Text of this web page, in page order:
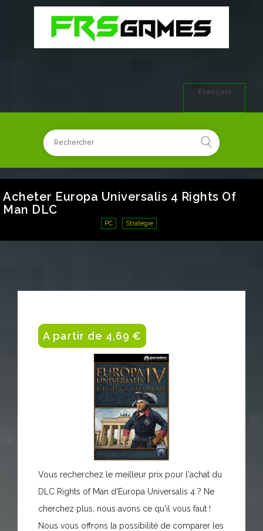
Français
Acheter Europa Universalis 4 Rights Of
Man DLC
PC Stratégie
A partir de 4,69 €
Vous recherchez le meilleur prix pour l'achat du
DLC Rights of Man d'Europa Universalis 4 ? Ne
cherchez plus, nous avons ce qu'il vous faut !
Nous vous offrons la possibilité de comparer les